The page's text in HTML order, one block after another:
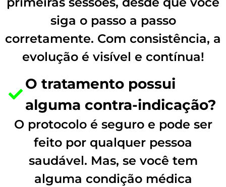
siga o passo a passo
corretamente. Com consistência, a
evolução é visível e contínua!
O tratamento possui
alguma contra-indicação?
O protocolo é seguro e pode ser
feito por qualquer pessoa
saudável. Mas, se você tem
alguma condição médica